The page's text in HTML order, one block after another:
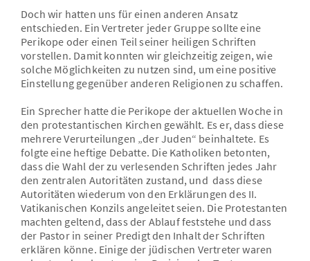
Doch wir hatten uns für einen anderen Ansatz
entschieden. Ein Vertreter jeder Gruppe sollte eine
Perikope oder einen Teil seiner heiligen Schriften
vorstellen. Damit konnten wir gleichzeitig zeigen, wie
solche Möglichkeiten zu nutzen sind, um eine positive
Einstellung gegenüber anderen Religionen zu schaffen.
Ein Sprecher hatte die Perikope der aktuellen Woche in
den protestantischen Kirchen gewählt. Es er, dass diese
mehrere Verurteilungen „der Juden“ beinhaltete. Es
folgte eine heftige Debatte. Die Katholiken betonten,
dass die Wahl der zu verlesenden Schriften jedes Jahr
den zentralen Autoritäten zustand, und dass diese
Autoritäten wiederum von den Erklärungen des II.
Vatikanischen Konzils angeleitet seien. Die Protestanten
machten geltend, dass der Ablauf feststehe und dass
der Pastor in seiner Predigt den Inhalt der Schriften
erklären könne. Einige der jüdischen Vertreter waren